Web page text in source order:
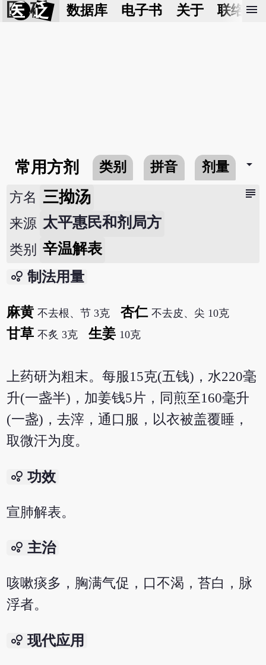
医 砭 数据库 电子书 关于 联络我
menu
常用方剂 类别 拼音 剂量 arrow_drop_down
subject
方名 三拗汤
来源 太平惠民和剂局方
类别 辛温解表
bubble_chart 制法用量
麻黄 不去根、节 3克 杏仁 不去皮、尖 10克
甘草 不炙 3克 生姜 10克
上药研为粗末。每服15克(五钱)，水220毫
升(一盏半)，加姜钱5片，同煎至160毫升
(一盏)，去滓，通口服，以衣被盖覆睡，
取微汗为度。
bubble_chart 功效
宣肺解表。
bubble_chart 主治
咳嗽痰多，胸满气促，口不渴，苔白，脉
浮者。
bubble_chart 现代应用